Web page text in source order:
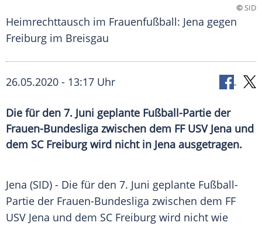
©SID
Heimrechttausch im Frauenfußball: Jena gegen
Freiburg im Breisgau
26.05.2020 - 13:17 Uhr
Die für den 7. Juni geplante Fußball-Partie der
Frauen-Bundesliga zwischen dem FF USV Jena und
dem SC Freiburg wird nicht in Jena ausgetragen.
Jena (SID) - Die für den 7. Juni geplante Fußball-
Partie der Frauen-Bundesliga zwischen dem FF
USV Jena und dem SC Freiburg wird nicht wie